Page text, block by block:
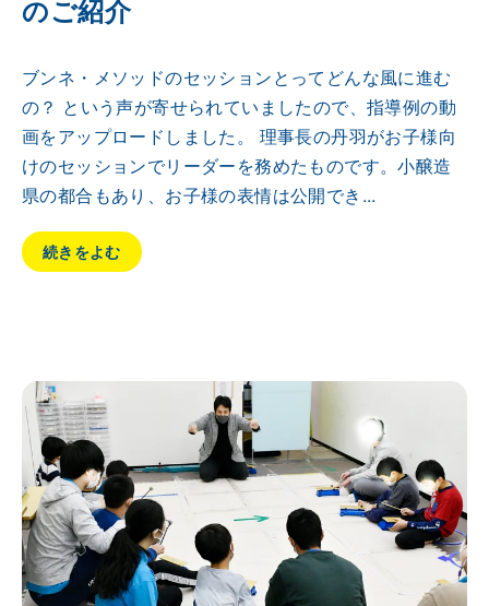
のご紹介
ブンネ・メソッドのセッションとってどんな風に進む
の？ という声が寄せられていましたので、指導例の動
画をアップロードしました。 理事長の丹羽がお子様向
けのセッションでリーダーを務めたものです。小醸造
県の都合もあり、お子様の表情は公開でき...
続きをよむ